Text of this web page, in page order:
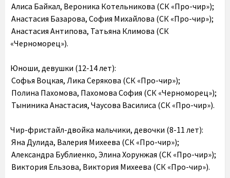
Алиса Байкал, Вероника Котельникова (СК «Про-чир»);
Анастасия Базарова, София Михайлова (СК «Про-чир»);
Анастасия Антипова, Татьяна Климова (СК
«Черноморец»).
Юноши, девушки (12-14 лет):
Софья Воцкая, Лика Серякова (СК «Про-чир»);
Полина Пахомова, Пахомова София (СК «Черноморец»);
Тыниника Анастасия, Чаусова Василиса (СК «Про-чир»).
Чир-фристайл-двойка мальчики, девочки (8-11 лет):
Яна Дулида, Валерия Михеева (СК «Про-чир»);
Александра Бублиенко, Элина Хорунжая (СК «Про-чир»);
Виктория Ельзова, Виктория Михеева (СК «Про-чир»).